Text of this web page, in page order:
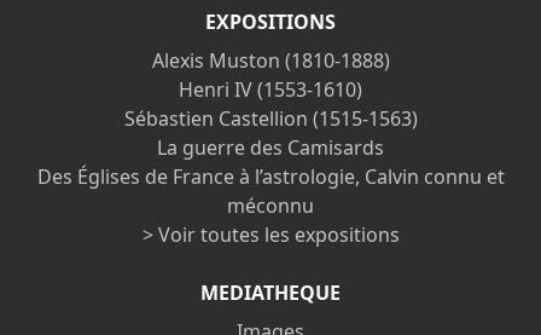
EXPOSITIONS
Alexis Muston (1810-1888)
Henri IV (1553-1610)
Sébastien Castellion (1515-1563)
La guerre des Camisards
Des Églises de France à l’astrologie, Calvin connu et
méconnu
> Voir toutes les expositions
MEDIATHEQUE